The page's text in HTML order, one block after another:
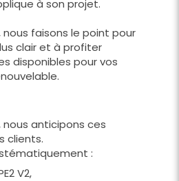
à son projet.
nous faisons le point pour
clair et à profiter
disponibles pour vos
nous anticipons ces
clients.
:
V2,